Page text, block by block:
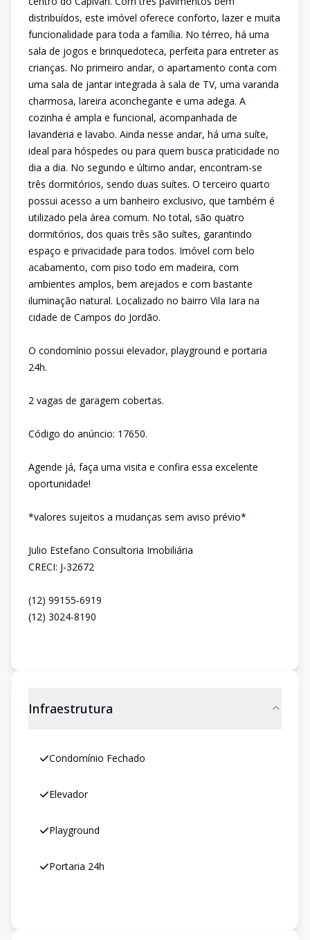
distribuídos, este imóvel oferece conforto, lazer e muita
funcionalidade para toda a família. No térreo, há uma
sala de jogos e brinquedoteca, perfeita para entreter as
crianças. No primeiro andar, o apartamento conta com
uma sala de jantar integrada à sala de TV, uma varanda
charmosa, lareira aconchegante e uma adega. A
cozinha é ampla e funcional, acompanhada de
lavanderia e lavabo. Ainda nesse andar, há uma suíte,
ideal para hóspedes ou para quem busca praticidade no
dia a dia. No segundo e último andar, encontram-se
três dormitórios, sendo duas suítes. O terceiro quarto
possui acesso a um banheiro exclusivo, que também é
utilizado pela área comum. No total, são quatro
dormitórios, dos quais três são suítes, garantindo
espaço e privacidade para todos. Imóvel com belo
acabamento, com piso todo em madeira, com
ambientes amplos, bem arejados e com bastante
iluminação natural. Localizado no bairro Vila Iara na
cidade de Campos do Jordão.
O condomínio possui elevador, playground e portaria
24h.
2 vagas de garagem cobertas.
Código do anúncio: 17650.
Agende já, faça uma visita e confira essa excelente
oportunidade!
*valores sujeitos a mudanças sem aviso prévio*
Julio Estefano Consultoria Imobiliária
CRECI: J-32672
(12) 99155-6919
(12) 3024-8190
Infraestrutura
Condomínio Fechado
Elevador
Playground
Portaria 24h